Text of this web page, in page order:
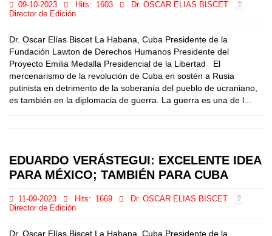
09-10-2023 Hits: 1603
Dr. OSCAR ELIAS BISCET
Director de Edición
Dr. Oscar Elías Biscet La Habana, Cuba Presidente de la
Fundación Lawton de Derechos Humanos Presidente del
Proyecto Emilia Medalla Presidencial de la Libertad El
mercenarismo de la revolución de Cuba en sostén a Rusia
putinista en detrimento de la soberanía del pueblo de ucraniano,
es también en la diplomacia de guerra. La guerra es una de l...
EDUARDO VERÁSTEGUI: EXCELENTE IDEA
PARA MÉXICO; TAMBIÉN PARA CUBA
11-09-2023 Hits: 1669
Dr. OSCAR ELIAS BISCET
Director de Edición
Dr. Oscar Elías Biscet La Habana, Cuba Presidente de la